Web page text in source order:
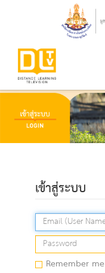
เข้าสู่ระบบ
Remember me